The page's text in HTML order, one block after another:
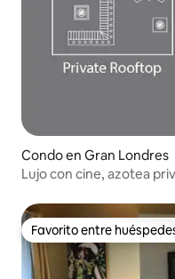
Condo en Gran Londres
Lujo con cine, azotea
Favorito entre
Favorito entre